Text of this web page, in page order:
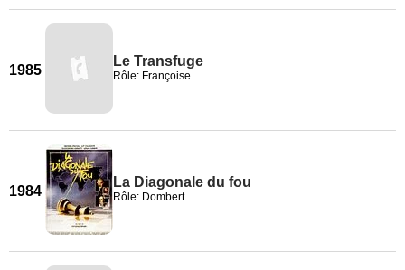
1985
Le Transfuge
Rôle: Françoise
1984
La Diagonale du fou
Rôle: Dombert